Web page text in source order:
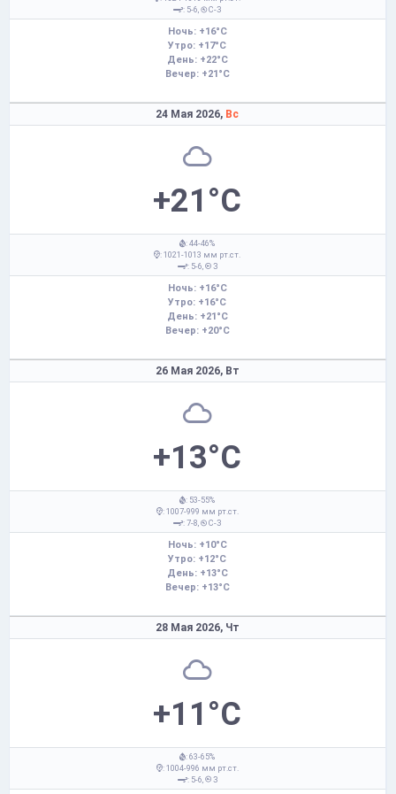
: 5-6,
С-З
Ночь: +16°C
Утро: +17°C
День: +22°C
Вечер: +21°C
24 Мая 2026, Вс
+21°C
: 44-46%
: 1021-1013 мм рт.ст.
: 5-6,
З
Ночь: +16°C
Утро: +16°C
День: +21°C
Вечер: +20°C
26 Мая 2026, Вт
+13°C
: 53-55%
: 1007-999 мм рт.ст.
: 7-8,
С-З
Ночь: +10°C
Утро: +12°C
День: +13°C
Вечер: +13°C
28 Мая 2026, Чт
+11°C
: 63-65%
: 1004-996 мм рт.ст.
: 5-6,
З